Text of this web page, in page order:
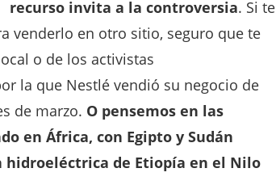
recurso invita a la controversia. Si te
venderlo en otro sitio, seguro que te
o de los activistas
la que Nestlé vendió su negocio de
de marzo. O pensemos en las
en África, con Egipto y Sudán
hidroeléctrica de Etiopía en el Nilo